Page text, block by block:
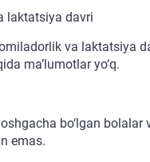
laktatsiya davri
va laktatsiya
ma’lumotlar yo‘q.
bo‘lgan bolalar
emas.